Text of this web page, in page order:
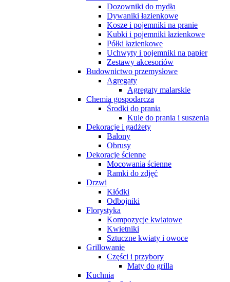
Dozowniki do mydła
Dywaniki łazienkowe
Kosze i pojemniki na pranie
Kubki i pojemniki łazienkowe
Półki łazienkowe
Uchwyty i pojemniki na papier
Zestawy akcesoriów
Budownictwo przemysłowe
Agregaty
Agregaty malarskie
Chemia gospodarcza
Środki do prania
Kule do prania i suszenia
Dekoracje i gadżety
Balony
Obrusy
Dekoracje ścienne
Mocowania ścienne
Ramki do zdjęć
Drzwi
Kłódki
Odbojniki
Florystyka
Kompozycje kwiatowe
Kwietniki
Sztuczne kwiaty i owoce
Grillowanie
Części i przybory
Maty do grilla
Kuchnia